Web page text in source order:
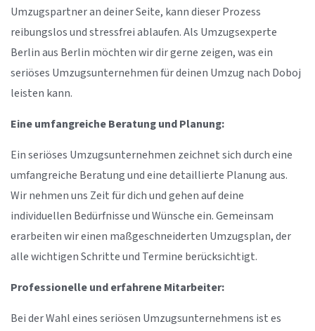
Umzugspartner an deiner Seite, kann dieser Prozess
reibungslos und stressfrei ablaufen. Als Umzugsexperte
Berlin aus Berlin möchten wir dir gerne zeigen, was ein
seriöses Umzugsunternehmen für deinen Umzug nach Doboj
leisten kann.
Eine umfangreiche Beratung und Planung:
Ein seriöses Umzugsunternehmen zeichnet sich durch eine
umfangreiche Beratung und eine detaillierte Planung aus.
Wir nehmen uns Zeit für dich und gehen auf deine
individuellen Bedürfnisse und Wünsche ein. Gemeinsam
erarbeiten wir einen maßgeschneiderten Umzugsplan, der
alle wichtigen Schritte und Termine berücksichtigt.
Professionelle und erfahrene Mitarbeiter:
Bei der Wahl eines seriösen Umzugsunternehmens ist es